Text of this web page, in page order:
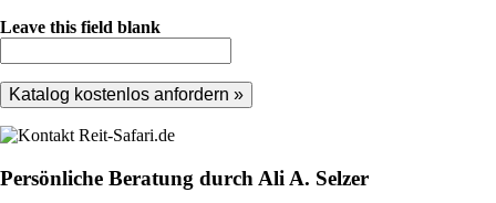
Leave this field blank
Persönliche Beratung durch Ali A. Selzer